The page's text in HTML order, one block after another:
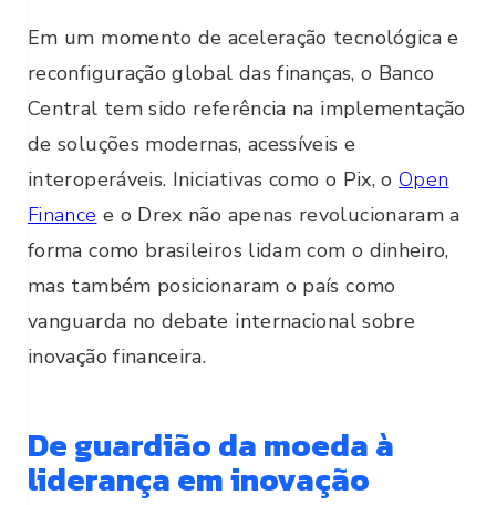
Em um momento de aceleração tecnológica e
reconfiguração global das finanças, o Banco
Central tem sido referência na implementação
de soluções modernas, acessíveis e
interoperáveis. Iniciativas como o Pix, oOpen
Finance e o Drex não apenas revolucionaram a
forma como brasileiros lidam com o dinheiro,
mas também posicionaram o país como
vanguarda no debate internacional sobre
inovação financeira.
De guardião da moeda à
liderança em inovação